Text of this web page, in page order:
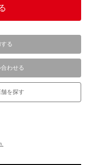
る
わせる
を探す